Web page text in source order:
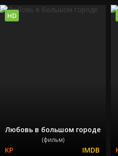
Любовь в большом городе
(фильм)
HD